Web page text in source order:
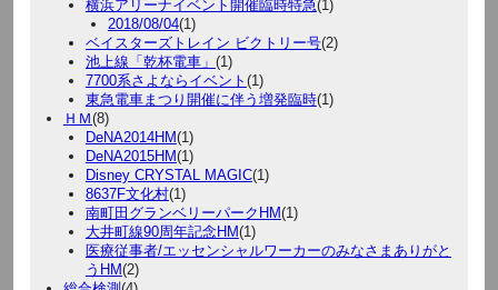
横浜アリーナイベント開催臨時特急(1)
2018/08/04(1)
ベイスターズトレイン ビクトリー号(2)
池上線「乾杯電車」 (1)
7700系さよならイベント (1)
東急電車まつり開催に伴う増発臨時(1)
ＨＭ(8)
DeNA2014HM(1)
DeNA2015HM(1)
Disney CRYSTAL MAGIC(1)
8637F文化村(1)
南町田グランベリーパークHM(1)
大井町線90周年記念HM(1)
医療従事者/エッセンシャルワーカーのみなさまありがと
うHM(2)